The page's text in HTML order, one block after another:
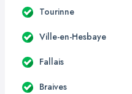
Tourinne
Ville-en-Hesbaye
Fallais
Braives